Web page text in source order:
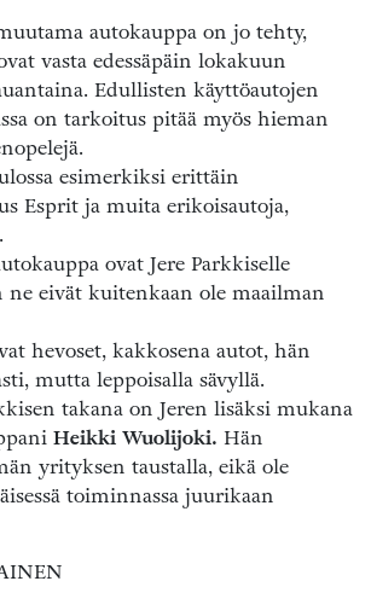
autokauppa on jo tehty,
vasta edessäpäin lokakuun
Edullisten käyttöautojen
on tarkoitus pitää myös hieman
esimerkiksi erittäin
Esprit ja muita erikoisautoja,
ovat Jere Parkkiselle
ne eivät kuitenkaan ole maailman
hevoset, kakkosena autot, hän
mutta leppoisalla sävyllä.
takana on Jeren lisäksi mukana
Heikki Wuolijoki. Hän
yrityksen taustalla, eikä ole
toiminnassa juurikaan